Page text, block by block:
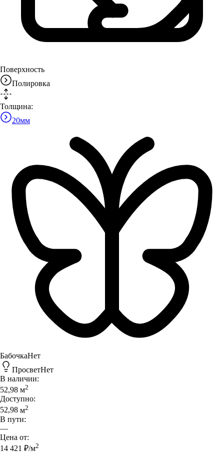
Поверхность
Полировка
Толщина:
20мм
БабочкаНет
ПросветНет
В наличии:
52,98 м2
Доступно:
52,98 м2
В пути:
—
Цена от:
14 421 ₽/м2